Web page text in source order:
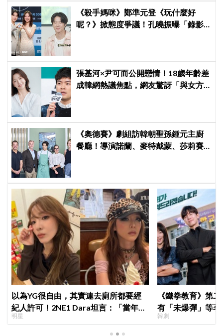
《殺手媽咪》鄭準元登《玩什麼好
呢？》掀態度爭議！孔曉振曝「錄影
張基河×尹可而公開戀情！18歲年齡差
成韓網熱議焦點，網友驚訝「與女方
《奧德賽》劇組訪韓朝聖孫鍾元主廚
餐廳！導演諾蘭、麥特戴蒙、莎莉賽
以為YG很自由，其實連去廁所都要經
紀人許可！2NE1 Dara坦言：「當年超
羨慕少女時代」
明星
《鐵拳教育》第
有「未爆彈」等
「打更大」
韓劇